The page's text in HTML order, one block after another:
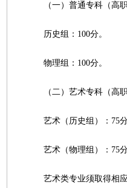
（一）普通专科（高职
历史组：100分。
物理组：100分。
（二）艺术专科（高职
艺术（历史组）：75分
艺术（物理组）：75分
艺术类专业须取得相应